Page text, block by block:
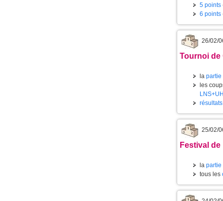
5 points
6 points
26/02/
Tournoi de
la partie
les
25/02/
Festival
la partie
tous les